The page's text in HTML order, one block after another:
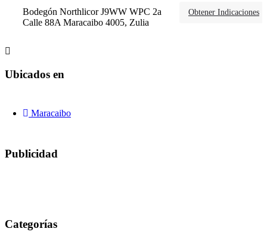
Bodegón Northlicor J9WW WPC 2a
Calle 88A Maracaibo 4005, Zulia
Obtener Indicaciones
Ubicados en
Maracaibo
Publicidad
Categorías